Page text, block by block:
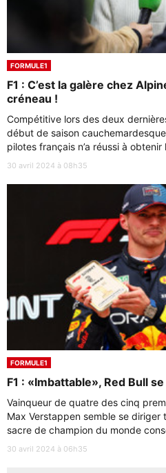
FORMULE1
F1 : C’est la galère chez
créneau !
Compétitive lors des deux
début de saison
pilotes français n’a réussi à
30 avril 2024 à 08h35
FORMULE1
F1 : «Imbattable», Red Bull
Vainqueur de quatre des cinq
Max Verstappen semble se
sacre de champion du monde
30 avril 2024 à 06h35